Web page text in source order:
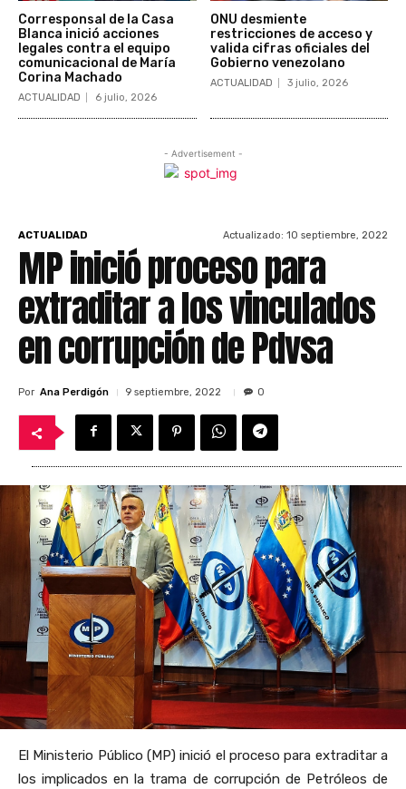
Corresponsal de la Casa
Blanca inició acciones
legales contra el equipo
comunicacional de María
Corina Machado
ACTUALIDAD 6 julio, 2026
ONU desmiente
restricciones de acceso y
valida cifras oficiales del
Gobierno venezolano
ACTUALIDAD 3 julio, 2026
- Advertisement -